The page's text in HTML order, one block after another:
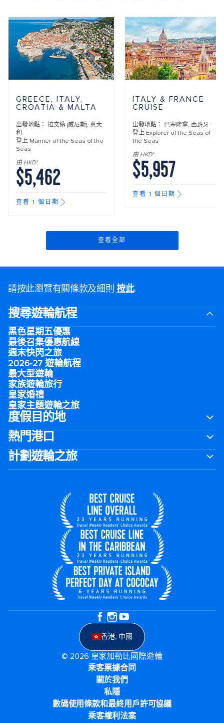
GREECE, ITALY,
CROATIA & MALTA
出發地點： 拉文納 (威尼斯), 意大
利
登上 Mariner of the Seas of the
Seas
由 HKD*
$5,462
查看 1 個日期
ITALY & FRANCE
CRUISE
出發地點： 巴塞隆拿, 西班牙
登上 Explorer of the Seas of
the Seas
由 HKD*
$5,957
查看 1 個日期
查看全部
請按此瀏覽有關條款及細則按此.
搜尋遊輪航程
黑色星期五優惠
最後召集優惠航線
週末快閃之旅
2026-27 遊輪航程
最大型遊輪
家族遊輪旅行
皇家婚禮
皇家主題遊輪之旅
度假目的地
熱門港口
計劃遊輪之旅
香港, 中國
© 2026 皇家加勒比國際遊輪
乘客票據合同
關於我們
私隱
數碼使用條款和最終用戶許可協議
乘客權利法案